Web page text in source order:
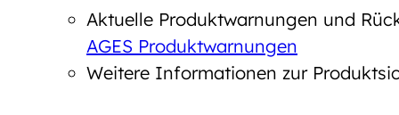
Aktuelle Produktwarnungen und
AGES Produktwarnungen
Weitere Informationen zur